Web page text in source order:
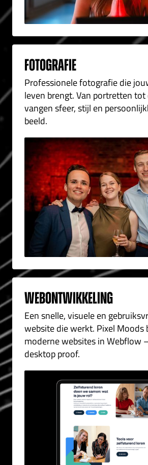
fotografie
Professionele fotografie die
leven brengt. Van portretten
vangen sfeer, stijl en
beeld.
Webontwikkeling
Een snelle, visuele en
website die werkt. Pixel Moods
moderne websites in Webflow
desktop proof.